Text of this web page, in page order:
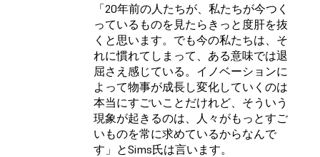
「20年前の人たちが、私たちが今つく
っているものを見たらきっと度肝を抜
くと思います。でも今の私たちは、そ
れに慣れてしまって、ある意味では退
屈さえ感じている。イノベーションに
よって物事が成長し変化していくのは
本当にすごいことだけれど、そういう
現象が起きるのは、人々がもっとすご
いものを常に求めているからなんで
す」とSims氏は言います。